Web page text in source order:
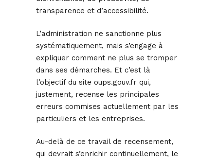
transparence et d’accessibilité.
L’administration ne sanctionne plus
systématiquement, mais s’engage à
expliquer comment ne plus se tromper
dans ses démarches. Et c’est là
l’objectif du site oups.gouv.fr qui,
justement, recense les principales
erreurs commises actuellement par les
particuliers et les entreprises.
Au-delà de ce travail de recensement,
qui devrait s’enrichir continuellement, le